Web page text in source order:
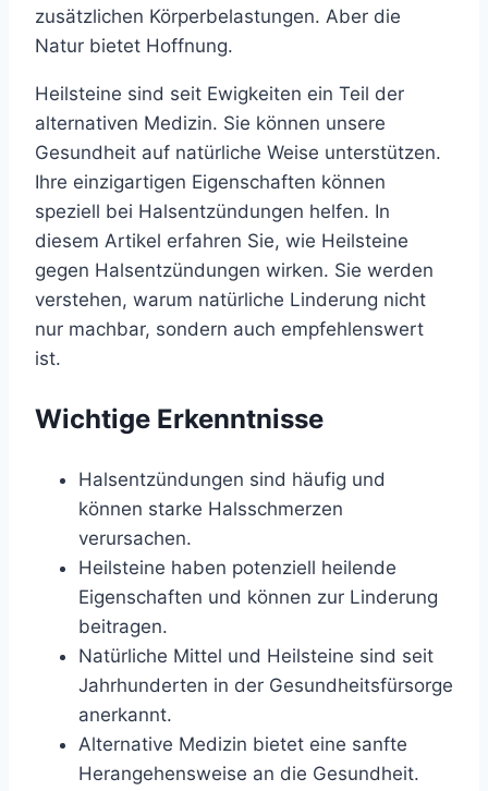
zusätzlichen Körperbelastungen. Aber die
Natur bietet Hoffnung.
Heilsteine sind seit Ewigkeiten ein Teil der
alternativen Medizin. Sie können unsere
Gesundheit auf natürliche Weise unterstützen.
Ihre einzigartigen Eigenschaften können
speziell bei Halsentzündungen helfen. In
diesem Artikel erfahren Sie, wie Heilsteine
gegen Halsentzündungen wirken. Sie werden
verstehen, warum natürliche Linderung nicht
nur machbar, sondern auch empfehlenswert
ist.
Wichtige Erkenntnisse
Halsentzündungen sind häufig und
können starke Halsschmerzen
verursachen.
Heilsteine haben potenziell heilende
Eigenschaften und können zur Linderung
beitragen.
Natürliche Mittel und Heilsteine sind seit
Jahrhunderten in der Gesundheitsfürsorge
anerkannt.
Alternative Medizin bietet eine sanfte
Herangehensweise an die Gesundheit.